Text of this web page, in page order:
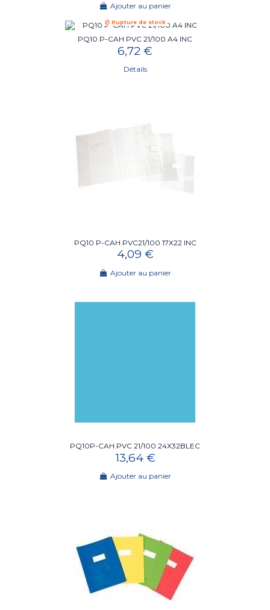
Ajouter au panier
Rupture de stock
PQ10 P-CAH PVC 21/100 A4 INC
6,72 €
Détails
PQ10 P-CAH PVC21/100 17X22 INC
4,09 €
Ajouter au panier
PQ10P-CAH PVC 21/100 24X32BLEC
13,64 €
Ajouter au panier